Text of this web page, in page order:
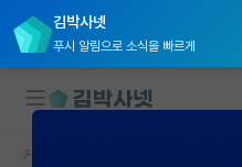
김박사넷
푸시 알림으로 소식을 빠르게
커뮤니티 홈